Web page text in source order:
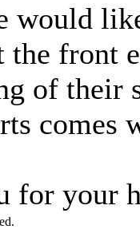
would
the front
of their
comes
for your